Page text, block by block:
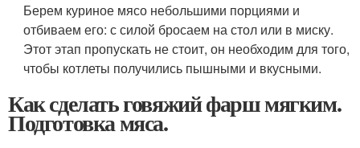
Берем куриное мясо небольшими порциями и
отбиваем его: с силой бросаем на стол или в миску.
Этот этап пропускать не стоит, он необходим для того,
чтобы котлеты получились пышными и вкусными.
Как сделать говяжий фарш мягким.
Подготовка мяса.